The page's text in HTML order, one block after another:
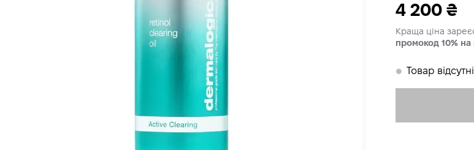
4 200₴
Краща ціна
промокод 10%
𒊹 Товар